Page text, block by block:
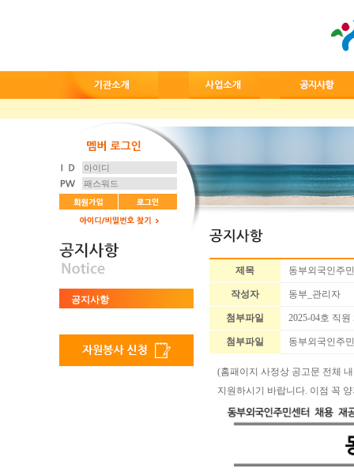
공지사항
제목 동부외국인주
작성자 동부_관리자
첨부파일 2025-04호 직
첨부파일 동부외국인주
(홈패이지 사정상 공고문 전체
지원하시기 바랍니다. 이점 꼭